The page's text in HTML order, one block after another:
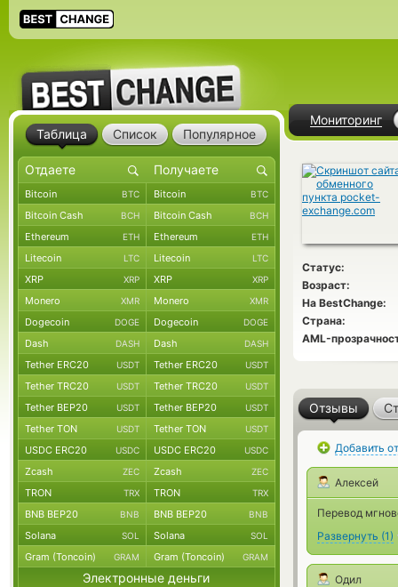
Мониторинг
Статус:
Возраст:
На BestChange:
Страна:
AML-
Отзывы
Добавить
Алексей
Перевод
Развернуть (1)
Одил
Таблица Список Популярное
Bitcoin BTC Bitcoin BTC
Bitcoin Cash BCH Bitcoin Cash BCH
Ethereum ETH Ethereum ETH
Litecoin LTC Litecoin LTC
XRP XRP XRP XRP
Monero XMR Monero XMR
Dogecoin DOGE Dogecoin DOGE
Dash DASH Dash DASH
Tether ERC20 USDT Tether ERC20 USDT
Tether TRC20 USDT Tether TRC20 USDT
Tether BEP20 USDT Tether BEP20 USDT
Tether TON USDT Tether TON USDT
USDC ERC20 USDC USDC ERC20 USDC
Zcash ZEC Zcash ZEC
TRON TRX TRON TRX
BNB BEP20 BNB BNB BEP20 BNB
Solana SOL Solana SOL
Gram (Toncoin) GRAM Gram (Toncoin) GRAM
Электронные деньги